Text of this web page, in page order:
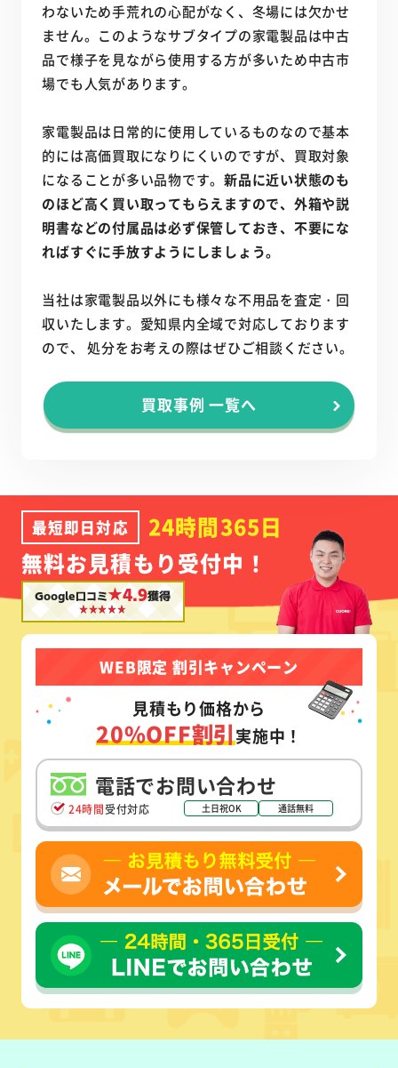
わないため手荒れの心配がなく、冬場には欠かせ
ません。このようなサブタイプの家電製品は中古
品で様子を見ながら使用する方が多いため中古市
場でも人気があります。
家電製品は日常的に使用しているものなので基本
的には高価買取になりにくいのですが、買取対象
になることが多い品物です。新品に近い状態のも
のほど高く買い取ってもらえますので、外箱や説
明書などの付属品は必ず保管しておき、不要にな
ればすぐに手放すようにしましょう。
当社は家電製品以外にも様々な不用品を査定・回
収いたします。愛知県内全域で対応しております
ので、 処分をお考えの際はぜひご相談ください。
買取事例 一覧へ
最短即日対応
24時間365日
無料お見積もり受付中！
Google口コミ★4.9獲得
WEB限定 割引キャンペーン
見積もり価格から
20%OFF割引実施中！
電話でお問い合わせ
24時間受付対応 土日祝OK 通話無料